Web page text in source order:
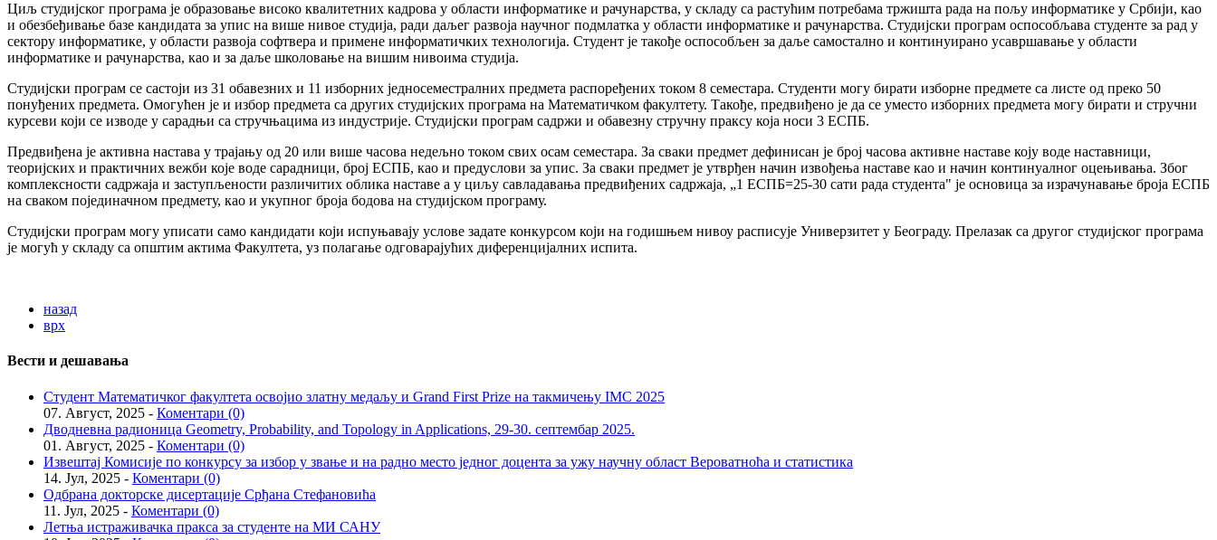
Циљ студијског програма је образовање високо квалитетних кадрова у области информатике и рачунарства, у складу са растућим потребама тржишта рада на пољу информатике у Србији, као
и обезбеђивање базе кандидата за упис на више нивое студија, ради даљег развоја научног подмлатка у области информатике и рачунарства. Студијски програм оспособљава студенте за рад у
сектору информатике, у области развоја софтвера и примене информатичких технологија. Студент је такође оспособљен за даље самостално и континуирано усавршавање у области
информатике и рачунарства, као и за даље школовање на вишим нивоима студија.
Студијски програм се састоји из 31 обавезних и 11 изборних једносеместралних предмета распоређених током 8 семестара. Студенти могу бирати изборне предмете са листе од преко 50
понуђених предмета. Омогућен је и избор предмета са других студијских програма на Математичком факултету. Такође, предвиђено је да се уместо изборних предмета могу бирати и стручни
курсеви који се изводе у сарадњи са стручњацима из индустрије. Студијски програм садржи и обавезну стручну праксу која носи 3 ЕСПБ.
Предвиђена је активна настава у трајању од 20 или више часова недељно током свих осам семестара. За сваки предмет дефинисан је број часова активне наставе коју воде наставници,
теоријских и практичних вежби које воде сарадници, број ЕСПБ, као и предуслови за упис. За сваки предмет је утврђен начин извођења наставе као и начин континуалног оцењивања. Због
комплексности садржаја и заступљености различитих облика наставе а у циљу савладавања предвиђених садржаја, „1 ЕСПБ=25-30 сати рада студента" је основица за израчунавање броја ЕСПБ
на сваком појединачном предмету, као и укупног броја бодова на студијском програму.
Студијски програм могу уписати само кандидати који испуњавају услове задате конкурсом који на годишњем нивоу расписује Универзитет у Београду. Прелазак са другог студијског програма
је могућ у складу са општим актима Факултета, уз полагање одговарајућих диференцијалних испита.
назад
врх
Вести и дешавања
Студент Математичког факултета освојио златну медаљу и Grand First Prize на такмичењу IMC 2025
07. Август, 2025 - Коментари (0)
Дводневна радионица Geometry, Probability, and Topology in Applications, 29-30. септембар 2025.
01. Август, 2025 - Коментари (0)
Извештај Комисије по конкурсу за избор у звање и на радно место једног доцента за ужу научну област Вероватноћа и статистика
14. Јул, 2025 - Коментари (0)
Одбрана докторске дисертације Срђана Стефановића
11. Јул, 2025 - Коментари (0)
Летња истраживачка пракса за студенте на МИ САНУ